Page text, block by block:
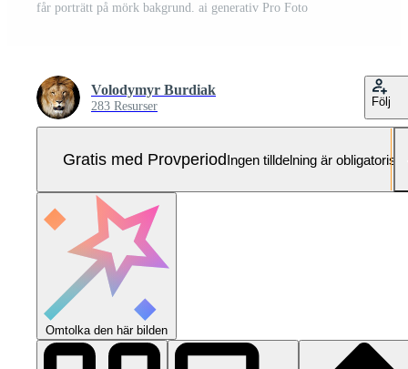
får porträtt på mörk bakgrund. ai generativ Pro Foto
Volodymyr Burdiak
283 Resurser Följ
Gratis med ProvperiodIngen tilldelning är obligatorisk
Omtolka den här bilden